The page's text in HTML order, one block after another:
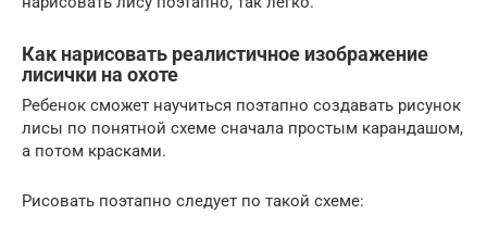
Как нарисовать реалистичное изображение
лисички на охоте
Ребенок сможет научиться поэтапно создавать рисунок
лисы по понятной схеме сначала простым карандашом,
а потом красками.
Рисовать поэтапно следует по такой схеме: